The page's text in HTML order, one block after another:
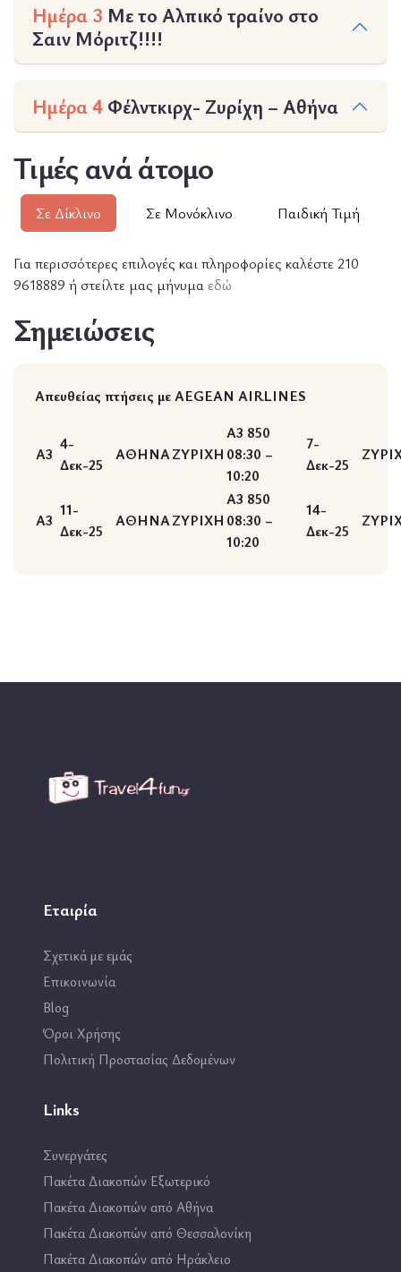
Ημέρα 3 Με το Αλπικό τραίνο στο
Σαιν Μόριτζ!!!!
Ημέρα 4 Φέλντκιρχ- Ζυρίχη – Αθήνα
Τιμές ανά άτομο
Σε Δίκλινο Σε Μονόκλινο Παιδική Τιμή
Για περισσότερες επιλογές και πληροφορίες καλέστε 210
9618889 ή στείλτε μας μήνυμα εδώ
Σημειώσεις
Απευθείας πτήσεις με AEGEAN AIRLINES
A3
4-
Δεκ-25
ΑΘΗΝΑΖΥΡΙΧΗ
A3 850
08:30 –
10:20
7-
Δεκ-25
A3
11-
Δεκ-25
ΑΘΗΝΑΖΥΡΙΧΗ
A3 850
08:30 –
10:20
14-
Δεκ-25
Εταιρία
Σχετικά με εμάς
Επικοινωνία
Blog
Όροι Χρήσης
Πολιτική Προστασίας Δεδομένων
Links
Συνεργάτες
Πακέτα Διακοπών Εξωτερικό
Πακέτα Διακοπών από Αθήνα
Πακέτα Διακοπών από Θεσσαλονίκη
Πακέτα Διακοπών από Ηράκλειο